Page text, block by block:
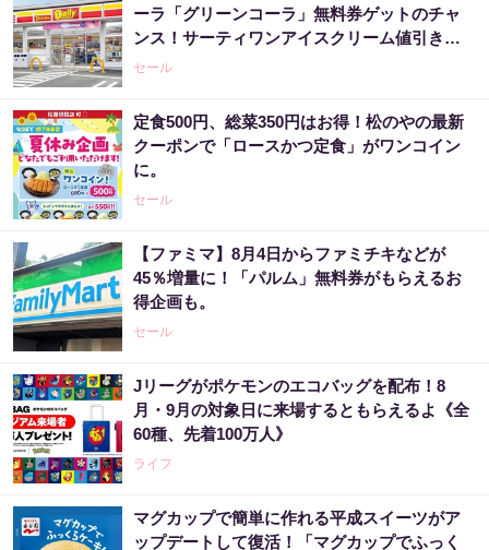
ーラ「グリーンコーラ」無料券ゲットのチャ
ンス！サーティワンアイスクリーム値引きな
どお得企画も目白押し。
セール
定食500円、総菜350円はお得！松のやの最新
クーポンで「ロースかつ定食」がワンコイン
に。
セール
【ファミマ】8月4日からファミチキなどが
45％増量に！「パルム」無料券がもらえるお
得企画も。
セール
Jリーグがポケモンのエコバッグを配布！8
月・9月の対象日に来場するともらえるよ《全
60種、先着100万人》
ライフ
マグカップで簡単に作れる平成スイーツがア
ップデートして復活！「マグカップでふっく